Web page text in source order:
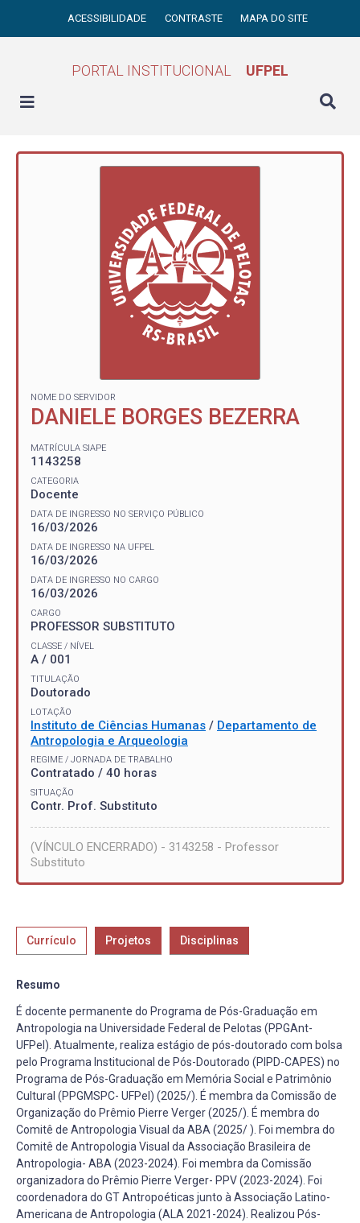
ACESSIBILIDADE CONTRASTE MAPA DO SITE
PORTAL INSTITUCIONAL UFPEL
NOME DO SERVIDOR
DANIELE BORGES BEZERRA
MATRÍCULA SIAPE
1143258
CATEGORIA
Docente
DATA DE INGRESSO NO SERVIÇO PÚBLICO
16/03/2026
DATA DE INGRESSO NA UFPEL
16/03/2026
DATA DE INGRESSO NO CARGO
16/03/2026
CARGO
PROFESSOR SUBSTITUTO
CLASSE / NÍVEL
A / 001
TITULAÇÃO
Doutorado
LOTAÇÃO
Instituto de Ciências Humanas / Departamento de
Antropologia e Arqueologia
REGIME / JORNADA DE TRABALHO
Contratado / 40 horas
SITUAÇÃO
Contr. Prof. Substituto
(VÍNCULO ENCERRADO) - 3143258 - Professor
Substituto
Currículo Projetos Disciplinas
Resumo
É docente permanente do Programa de Pós-Graduação em
Antropologia na Universidade Federal de Pelotas (PPGAnt-
UFPel). Atualmente, realiza estágio de pós-doutorado com bolsa
pelo Programa Institucional de Pós-Doutorado (PIPD-CAPES) no
Programa de Pós-Graduação em Memória Social e Patrimônio
Cultural (PPGMSPC- UFPel) (2025/). É membra da Comissão de
Organização do Prêmio Pierre Verger (2025/). É membra do
Comitê de Antropologia Visual da ABA (2025/ ). Foi membra do
Comitê de Antropologia Visual da Associação Brasileira de
Antropologia- ABA (2023-2024). Foi membra da Comissão
organizadora do Prêmio Pierre Verger- PPV (2023-2024). Foi
coordenadora do GT Antropoéticas junto à Associação Latino-
Americana de Antropologia (ALA 2021-2024). Realizou Pós-